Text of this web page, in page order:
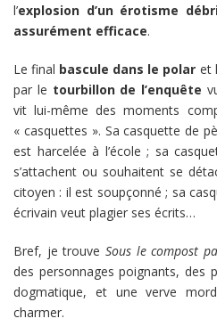
l’explosion d’un érotisme
assurément efficace.
Le final bascule dans le polar et
par le tourbillon de l’enquête
vit lui-même des moments
« casquettes ». Sa casquette de
est harcelée à l’école ; sa
s’attachent ou souhaitent se
citoyen : il est soupçonné ; sa
écrivain veut plagier ses écrits…
Bref, je trouve Sous le compost
des personnages poignants, des
dogmatique, et une verve
charmer.